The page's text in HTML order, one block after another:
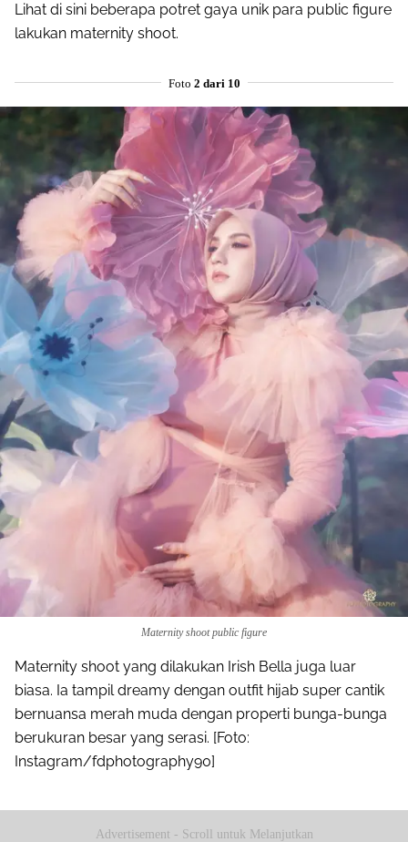
Lihat di sini beberapa potret gaya unik para public figure
lakukan maternity shoot.
Foto 2 dari 10
Maternity shoot public figure
Maternity shoot yang dilakukan Irish Bella juga luar
biasa. Ia tampil dreamy dengan outfit hijab super cantik
bernuansa merah muda dengan properti bunga-bunga
berukuran besar yang serasi. [Foto:
Instagram/fdphotography90]
Advertisement - Scroll untuk Melanjutkan